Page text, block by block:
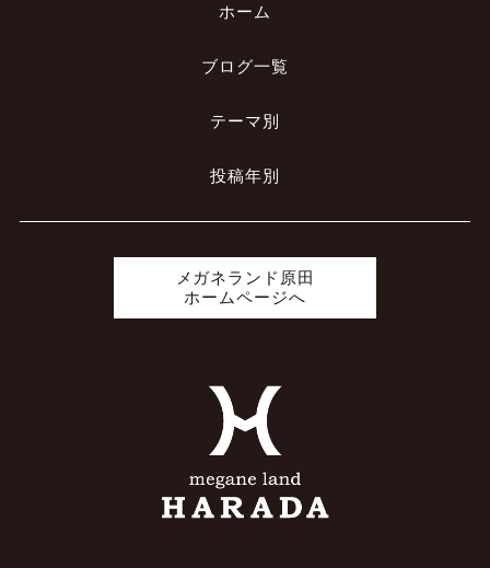
ホーム
ブログ一覧
テーマ別
投稿年別
メガネランド原田
ホームページへ